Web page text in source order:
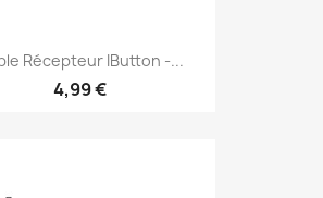
Récepteur IButton -...
4,99 €